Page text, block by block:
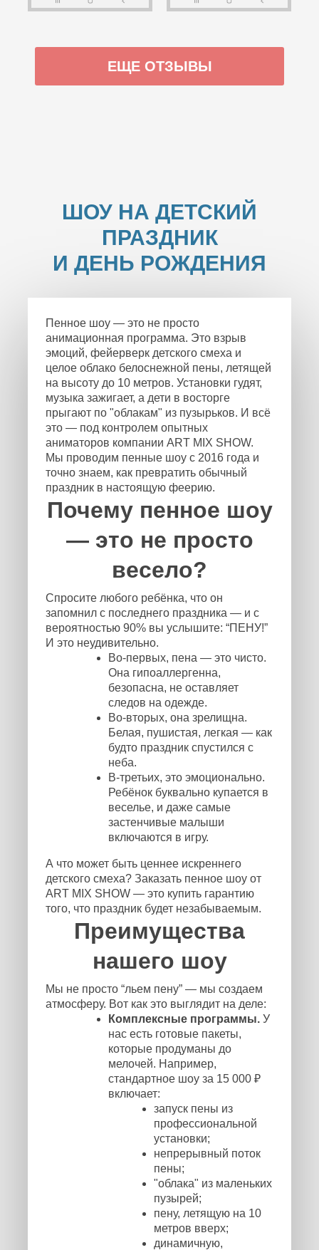
ЕЩЕ ОТЗЫВЫ
ШОУ НА ДЕТСКИЙ
ПРАЗДНИК
И ДЕНЬ РОЖДЕНИЯ
Пенное шоу — это не просто
анимационная программа. Это взрыв
эмоций, фейерверк детского смеха и
целое облако белоснежной пены, летящей
на высоту до 10 метров. Установки гудят,
музыка зажигает, а дети в восторге
прыгают по "облакам" из пузырьков. И всё
это — под контролем опытных
аниматоров компании ART MIX SHOW.
Мы проводим пенные шоу с 2016 года и
точно знаем, как превратить обычный
праздник в настоящую феерию.
Почему пенное шоу
— это не просто
весело?
Спросите любого ребёнка, что он
запомнил с последнего праздника — и с
вероятностью 90% вы услышите: “ПЕНУ!”
И это неудивительно.
Во-первых, пена — это чисто.
Она гипоаллергенна,
безопасна, не оставляет
следов на одежде.
Во-вторых, она зрелищна.
Белая, пушистая, легкая — как
будто праздник спустился с
неба.
В-третьих, это эмоционально.
Ребёнок буквально купается в
веселье, и даже самые
застенчивые малыши
включаются в игру.
А что может быть ценнее искреннего
детского смеха? Заказать пенное шоу от
ART MIX SHOW — это купить гарантию
того, что праздник будет незабываемым.
Преимущества
нашего шоу
Мы не просто “льем пену” — мы создаем
атмосферу. Вот как это выглядит на деле:
Комплексные программы. У
нас есть готовые пакеты,
которые продуманы до
мелочей. Например,
стандартное шоу за 15 000 ₽
включает:
запуск пены из
профессиональной
установки;
непрерывный поток
пены;
"облака" из маленьких
пузырей;
пену, летящую на 10
метров вверх;
динамичную,